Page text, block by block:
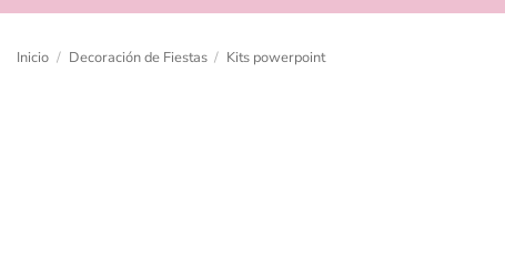
Inicio / Decoración de Fiestas / Kits powerpoint